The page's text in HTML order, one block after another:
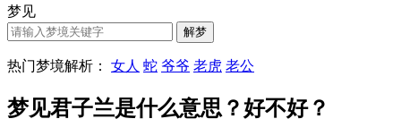
梦见
热门梦境解析： 女人 蛇 爷爷 老虎 老公
梦见君子兰是什么意思？好不好？